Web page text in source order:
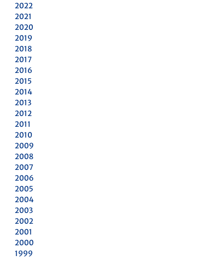
2022
2021
2020
2019
2018
2017
2016
2015
2014
2013
2012
2011
2010
2009
2008
2007
2006
2005
2004
2003
2002
2001
2000
1999